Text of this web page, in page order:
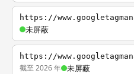
https://
未屏蔽
https://
截至 2026 年 未屏蔽